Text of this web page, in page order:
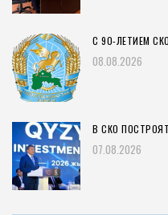
С 90-ЛЕТИЕМ
08.08.2026
В СКО
07.08.2026